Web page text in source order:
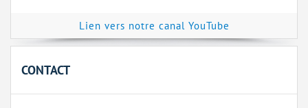
Lien vers notre canal YouTube
CONTACT